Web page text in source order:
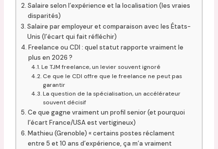
Salaire selon l’expérience et la localisation (les vraies
disparités)
Salaire par employeur et comparaison avec les États-
Unis (l’écart qui fait réfléchir)
Freelance ou CDI : quel statut rapporte vraiment le
plus en 2026 ?
Le TJM freelance, un levier souvent ignoré
Ce que le CDI offre que le freelance ne peut pas
garantir
La question de la spécialisation, un accélérateur
souvent décisif
Ce que gagne vraiment un profil senior (et pourquoi
l’écart France/USA est vertigineux)
Mathieu (Grenoble) « certains postes réclament
entre 5 et 10 ans d’expérience, ça m’a vraiment